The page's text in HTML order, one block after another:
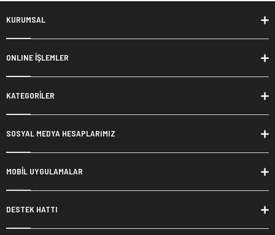
KURUMSAL
ONLINE İŞLEMLER
KATEGORİLER
SOSYAL MEDYA HESAPLARIMIZ
MOBİL UYGULAMALAR
DESTEK HATTI